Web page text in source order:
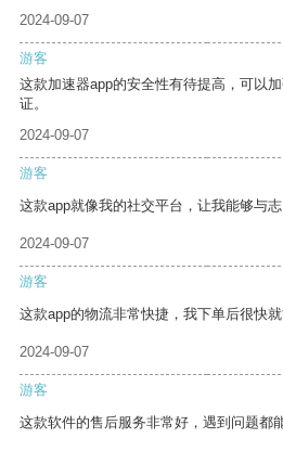
2024-09-07
游客
这款加速器app的安全性有待提高，可以
证。
2024-09-07
游客
这款app就像我的社交平台，让我能够与
2024-09-07
游客
这款app的物流非常快捷，我下单后很快就
2024-09-07
游客
这款软件的售后服务非常好，遇到问题都